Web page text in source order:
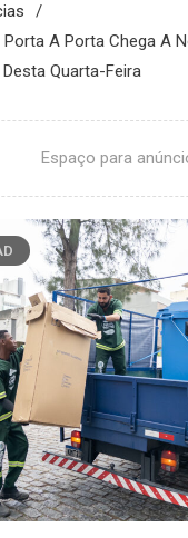
A Porta Chega A
Quarta-Feira
Espaço para